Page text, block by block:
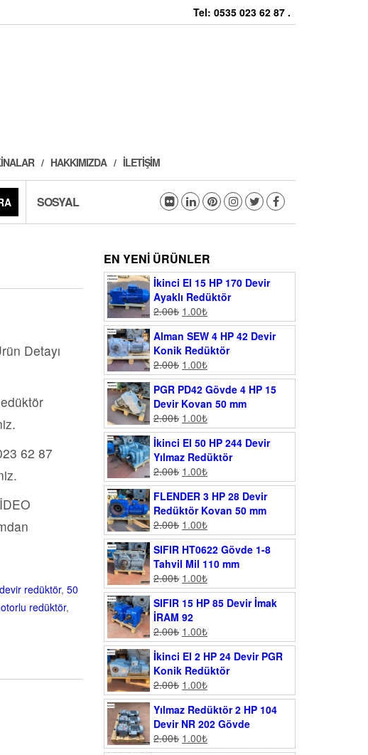
Tel: 0535 023 62 87 .
HAKKIMIZDA İLETIŞIM
SOSYAL
Detayı
62 87
redüktör, 50
redüktör,
EN YENI ÜRÜNLER
İkinci El 15 HP 170 Devir
Ayaklı Redüktör
2.00₺ 1.00₺
Alman SEW 4 HP 42 Devir
Konik Redüktör
2.00₺ 1.00₺
PGR PD42 Gövde 4 HP 15
Devir Kovan 50 mm
2.00₺ 1.00₺
İkinci El 50 HP 244 Devir
Yılmaz Redüktör
2.00₺ 1.00₺
FLENDER 3 HP 28 Devir
Redüktör Kovan 50 mm
2.00₺ 1.00₺
SIFIR HT0622 Gövde 1-8
Tahvil Mil 110 mm
2.00₺ 1.00₺
SIFIR 15 HP 85 Devir İmak
İRAM 92
2.00₺ 1.00₺
İkinci El 2 HP 24 Devir PGR
Konik Redüktör
2.00₺ 1.00₺
Yılmaz Redüktör 2 HP 104
Devir NR 202 Gövde
2.00₺ 1.00₺